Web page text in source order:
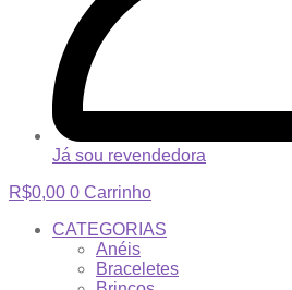
Já sou revendedora
R$0,00 0 Carrinho
CATEGORIAS
Anéis
Braceletes